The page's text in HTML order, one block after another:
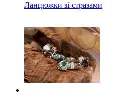
Ланцюжки зі стразами